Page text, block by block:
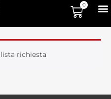
0
richiesta